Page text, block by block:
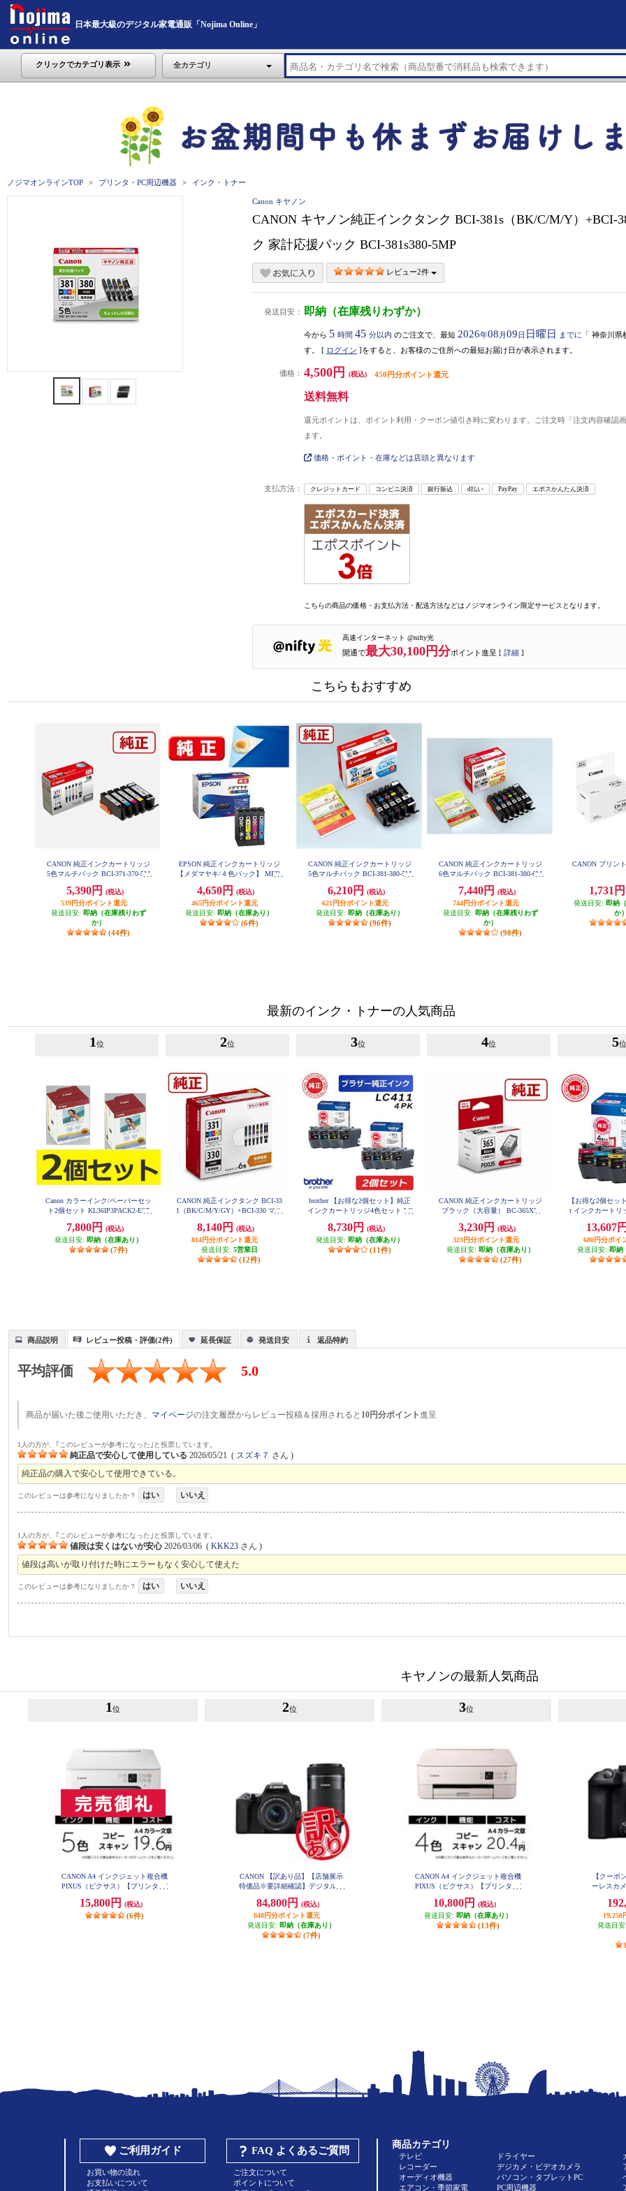
日本最大級のデジタル家電通販「Nojima Online」
クリックでカテゴリ表示 全カテゴリ
ノジマオンラインTOP プリンタ・PC周辺機器 インク・トナー
Canon キヤノン
CANON キヤノン純正インクタンク BCI-381s（BK/C/M/Y）+BCI-
ク 家計応援パック BCI-381s380-5MP
レビュー2件
発送目安： 即納（在庫残りわずか）
今から 5 時間 45 分以内 のご注文で、最短 2026年08 月09日 日曜日 までに 「 神奈川県
す。 [ ログイン ]をすると、お客様のご住所への最短お届け日が表示されます。
価格： 4,500円 (税込) 450円分ポイント還元
送料無料
還元ポイントは、ポイント利用・クーポン値引き時に変わります。ご注文時「注文内容確認
ます。
価格・ポイント・在庫などは店頭と異なります
支払方法： クレジットカード コンビニ決済 銀行振込 d払い PayPay エポスかんたん決済
こちらの商品の価格・お支払方法・配送方法などはノジマオンライン限定サービスとなります。
高速インターネット @nifty光
開通で最大30,100円分ポイント進呈 [ 詳細 ]
こちらもおすすめ
CANON 純正インクカートリッジ
5色マルチパック BCI-371-370-5M
5,390円
(税込)
539円分ポイント還元
発送目安: 即納（在庫残りわず
か）
(44件)
EPSON 純正インクカートリッジ
【メダマヤキ/４色パック】 MED-
4,650円
(税込)
465円分ポイント還元
発送目安: 即納（在庫あり）
(6件)
CANON 純正インクカートリッジ
5色マルチパック BCI-381-380-5M
6,210円
(税込)
621円分ポイント還元
発送目安: 即納（在庫あり）
(96件)
CANON 純正インクカートリッジ
6色マルチパック BCI-381-380-6M
7,440円
(税込)
744円分ポイント還元
発送目安: 即納（在庫残りわず
か）
(98件)
CANON プリン
1,731円
発送目安: 即納
か）
最新のインク・トナーの人気商品
1 位
Canon カラーインク/ペーパーセッ
ト2個セット KL36IP3PACK2-ESE
7,800円
(税込)
発送目安: 即納（在庫あり）
(7件)
2位
CANON 純正インクタンク BCI-33
1（BK/C/M/Y/GY）+BCI-330 マル
8,140円
(税込)
814円分ポイント還元
発送目安: 5営業日
(12件)
3位
brother 【お得な2個セット】純正
インクカートリッジ4色セット LC
8,730円
(税込)
発送目安: 即納（在庫あり）
(11件)
4位
CANON 純正インクカートリッジ
ブラック（大容量） BC-365XL
3,230円
(税込)
323円分ポイント還元
発送目安: 即納（在庫あり）
(27件)
5位
【お得な2個セッ
r インクカートリ
13,607円
680円分ポイ
発送目安: 即納
商品説明 レビュー投稿・評価(2件) 延長保証 発送目安 返品特約
平均評価 5.0
商品が届いた後ご使用いただき、 マイページの注文履歴からレビュー投稿＆採用されると 10円分ポイント進呈
1人の方が、｢このレビューが参考になった｣と投票しています。
純正品で安心して使用している 2026/05/21 ( スズキ７ さん )
純正品の購入で安心して使用できている。
このレビューは参考になりましたか？ はい いいえ
1人の方が、｢このレビューが参考になった｣と投票しています。
値段は安くはないが安心 2026/03/06 (KKK23 さん )
値段は高いが取り付けた時にエラーもなく安心して使えた
このレビューは参考になりましたか？ はい いいえ
キヤノンの最新人気商品
1 位
CANON A4 インクジェット複合機
PIXUS（ピクサス）【プリンター/
ク】 PIXUSTS7530WH
15,800円 (税込)
(6件)
2位
CANON 【訳あり品】【店舗展示
特価品※要詳細確認】デジタル一
ルズームキット ブラック EOSKIS
SX10BKWKIT
84,800円
(税込)
848円分ポイント還元
発送目安: 即納（在庫あり）
(7件)
3位
CANON A4 インクジェット複合機
PIXUS（ピクサス）【プリンター/
ク】 PIXUSTS5430PK
10,800円
(税込)
発送目安: 即納（在庫あり）
(13件)
【クーポ
ーレスカ
19,250
発送目安:
ご利用ガイド
お買い物の流れ
お支払いについて
FAQ よくあるご質問
ご注文について
ポイントについて
商品カテゴリ
テレビ
レコーダー
オーディオ機器
エアコン・季節家電
ドライヤー
デジカメ・ビデオカメラ
パソコン・タブレットPC
PC周辺機器